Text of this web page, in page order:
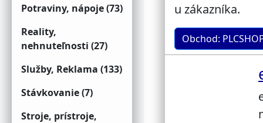
Potraviny, nápoje (73)
Reality,
nehnuteľnosti (27)
Služby, Reklama (133)
Stávkovanie (7)
Stroje, prístroje,
u zákazníka.
Obchod: